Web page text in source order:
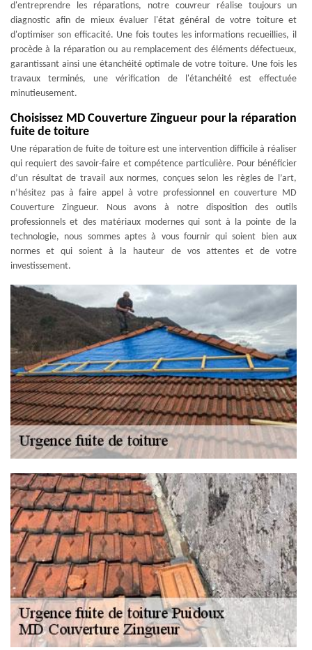
d'entreprendre les réparations, notre couvreur réalise toujours un
diagnostic afin de mieux évaluer l'état général de votre toiture et
d'optimiser son efficacité. Une fois toutes les informations recueillies, il
procède à la réparation ou au remplacement des éléments défectueux,
garantissant ainsi une étanchéité optimale de votre toiture. Une fois les
travaux terminés, une vérification de l'étanchéité est effectuée
minutieusement.
Choisissez MD Couverture Zingueur pour la réparation
fuite de toiture
Une réparation de fuite de toiture est une intervention difficile à réaliser
qui requiert des savoir-faire et compétence particulière. Pour bénéficier
d’un résultat de travail aux normes, conçues selon les règles de l’art,
n’hésitez pas à faire appel à votre professionnel en couverture MD
Couverture Zingueur. Nous avons à notre disposition des outils
professionnels et des matériaux modernes qui sont à la pointe de la
technologie, nous sommes aptes à vous fournir qui soient bien aux
normes et qui soient à la hauteur de vos attentes et de votre
investissement.